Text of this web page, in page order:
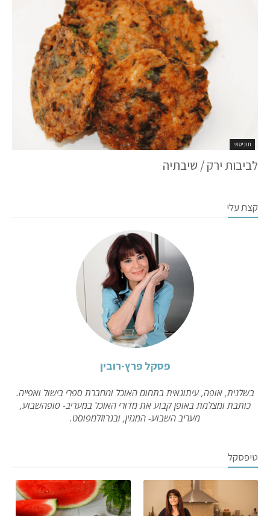
תוניסאי
לביבות ירק / שיבתיה
קצת עלי
פסקל פרץ-רובין
בשלנית, אופה, עיתונאית בתחום האוכל ומחברת ספרי בישול ואפייה.
כותבת ומצלמת באופן קבוע את מדורי האוכל במעריב- סופהשבוע,
מעריב השבוע- המגזין, ובגרוזלמפוסט.
טיפסקל